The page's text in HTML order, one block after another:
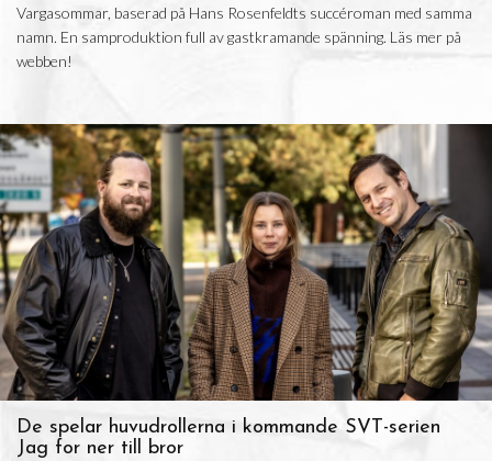
Vargasommar, baserad på Hans Rosenfeldts succéroman med samma
namn. En samproduktion full av gastkramande spänning. Läs mer på
webben!
De spelar huvudrollerna i kommande SVT-serien
Jag for ner till bror